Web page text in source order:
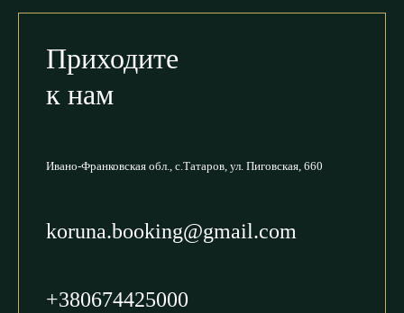
Приходите
к нам
Ивано-Франковская обл., с.Татаров, ул. Пиговская, 660
koruna.booking@gmail.com
+380674425000